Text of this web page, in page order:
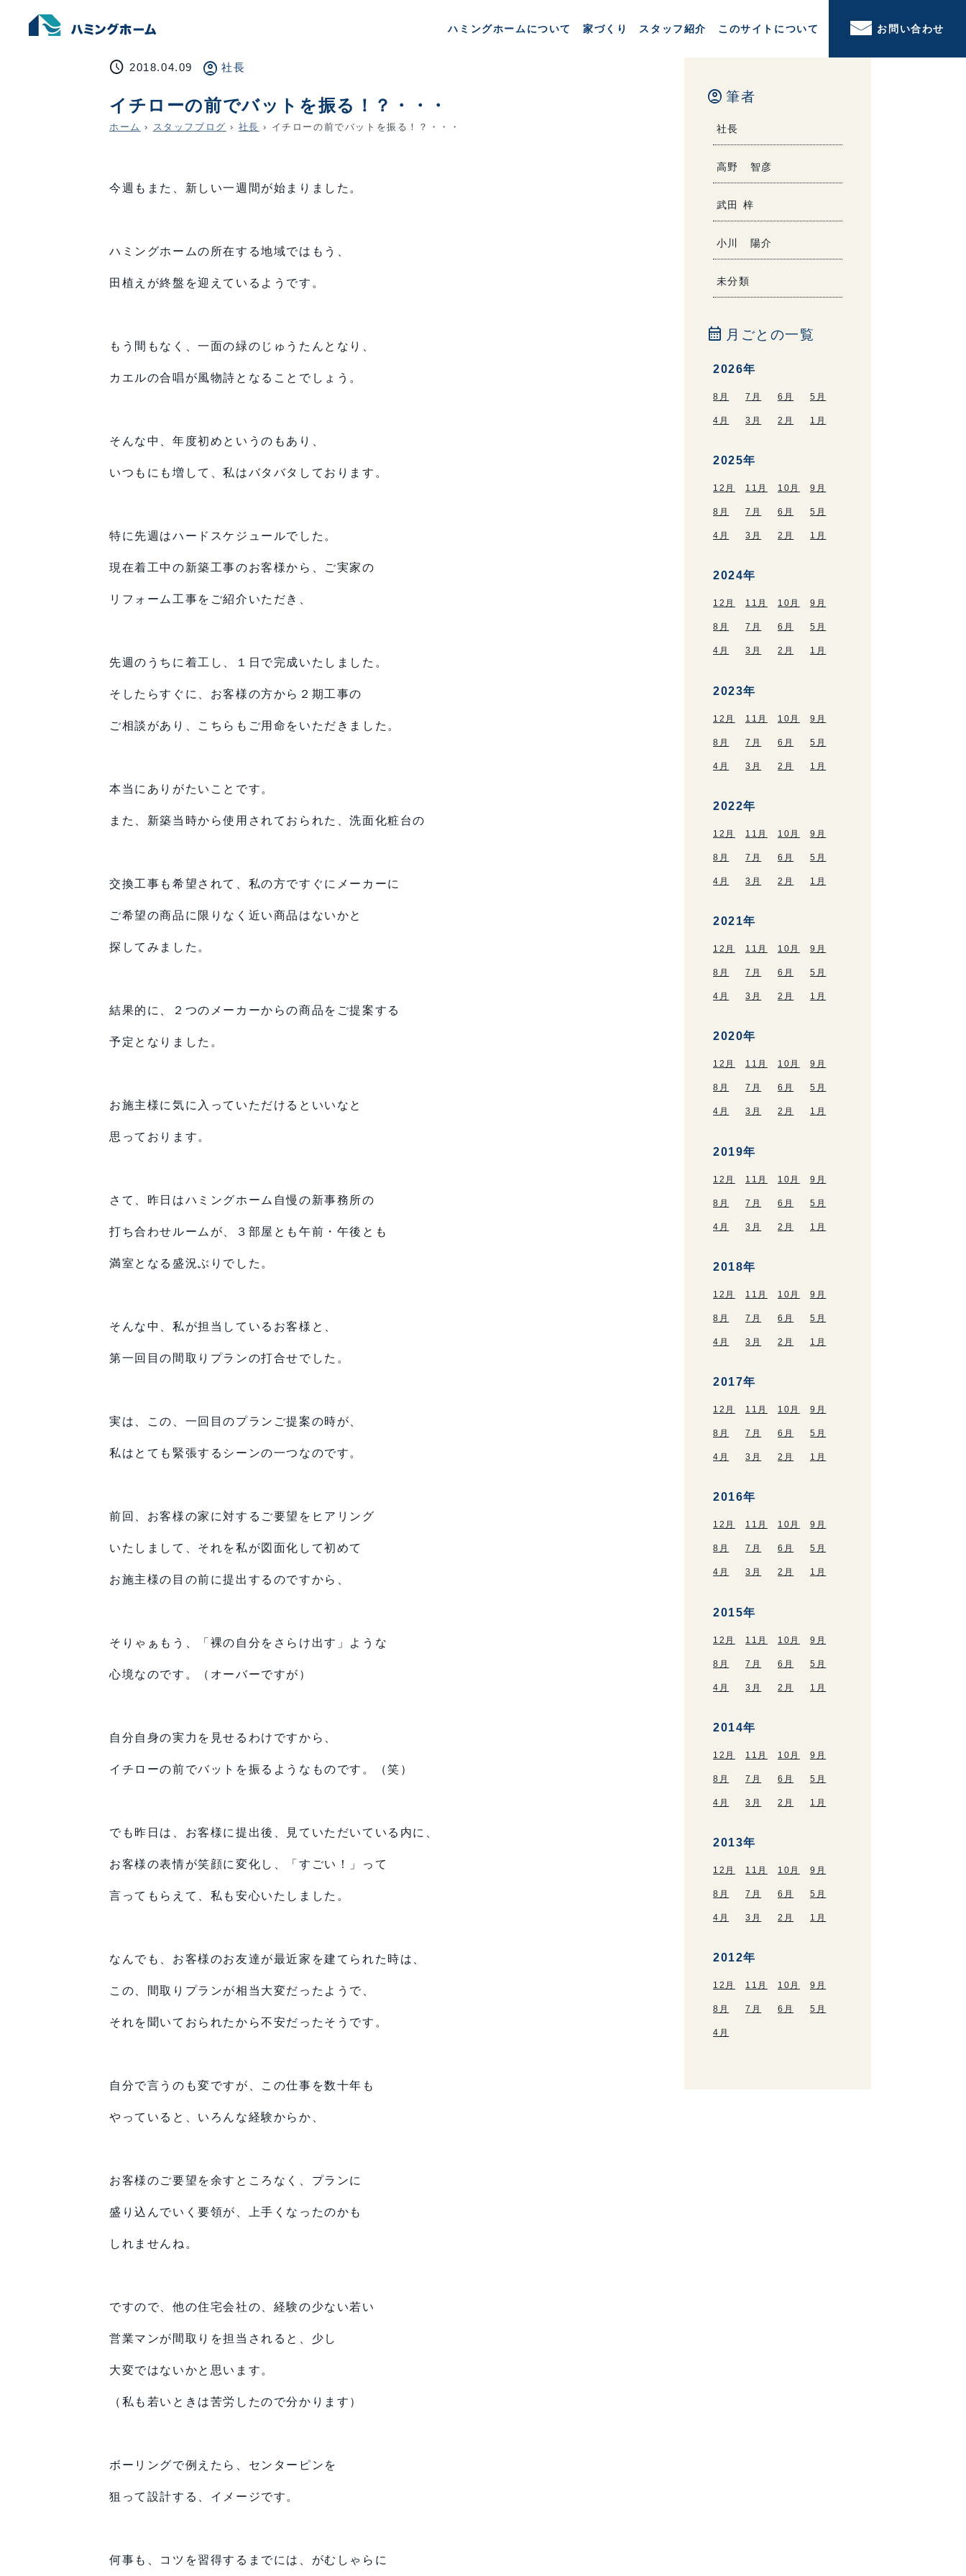
ハミングホームについて 家づくり スタッフ紹介 このサイトについて お問い合わせ
schedule 2018.04.09 account_circle 社長
イチローの前でバットを振る！？・・・
ホーム › スタッフブログ › 社長 › イチローの前でバットを振る！？・・・
今週もまた、新しい一週間が始まりました。
ハミングホームの所在する地域ではもう、
田植えが終盤を迎えているようです。
もう間もなく、一面の緑のじゅうたんとなり、
カエルの合唱が風物詩となることでしょう。
そんな中、年度初めというのもあり、
いつもにも増して、私はバタバタしております。
特に先週はハードスケジュールでした。
現在着工中の新築工事のお客様から、ご実家の
リフォーム工事をご紹介いただき、
先週のうちに着工し、１日で完成いたしました。
そしたらすぐに、お客様の方から２期工事の
ご相談があり、こちらもご用命をいただきました。
本当にありがたいことです。
また、新築当時から使用されておられた、洗面化粧台の
交換工事も希望されて、私の方ですぐにメーカーに
ご希望の商品に限りなく近い商品はないかと
探してみました。
結果的に、２つのメーカーからの商品をご提案する
予定となりました。
お施主様に気に入っていただけるといいなと
思っております。
さて、昨日はハミングホーム自慢の新事務所の
打ち合わせルームが、３部屋とも午前・午後とも
満室となる盛況ぶりでした。
そんな中、私が担当しているお客様と、
第一回目の間取りプランの打合せでした。
実は、この、一回目のプランご提案の時が、
私はとても緊張するシーンの一つなのです。
前回、お客様の家に対するご要望をヒアリング
いたしまして、それを私が図面化して初めて
お施主様の目の前に提出するのですから、
そりゃぁもう、「裸の自分をさらけ出す」ような
心境なのです。（オーバーですが）
自分自身の実力を見せるわけですから、
イチローの前でバットを振るようなものです。（笑）
でも昨日は、お客様に提出後、見ていただいている内に、
お客様の表情が笑顔に変化し、「すごい！」って
言ってもらえて、私も安心いたしました。
なんでも、お客様のお友達が最近家を建てられた時は、
この、間取りプランが相当大変だったようで、
それを聞いておられたから不安だったそうです。
自分で言うのも変ですが、この仕事を数十年も
やっていると、いろんな経験からか、
お客様のご要望を余すところなく、プランに
盛り込んでいく要領が、上手くなったのかも
しれませんね。
ですので、他の住宅会社の、経験の少ない若い
営業マンが間取りを担当されると、少し
大変ではないかと思います。
（私も若いときは苦労したので分かります）
ボーリングで例えたら、センターピンを
狙って設計する、イメージです。
何事も、コツを習得するまでには、がむしゃらに
account_circle 筆者
社長
高野 智彦
武田 梓
小川 陽介
未分類
calendar_month 月ごとの一覧
2026年
8月 7月 6月 5月
4月 3月 2月 1月
2025年
12月 11月 10月 9月
8月 7月 6月 5月
4月 3月 2月 1月
2024年
12月 11月 10月 9月
8月 7月 6月 5月
4月 3月 2月 1月
2023年
12月 11月 10月 9月
8月 7月 6月 5月
4月 3月 2月 1月
2022年
12月 11月 10月 9月
8月 7月 6月 5月
4月 3月 2月 1月
2021年
12月 11月 10月 9月
8月 7月 6月 5月
4月 3月 2月 1月
2020年
12月 11月 10月 9月
8月 7月 6月 5月
4月 3月 2月 1月
2019年
12月 11月 10月 9月
8月 7月 6月 5月
4月 3月 2月 1月
2018年
12月 11月 10月 9月
8月 7月 6月 5月
4月 3月 2月 1月
2017年
12月 11月 10月 9月
8月 7月 6月 5月
4月 3月 2月 1月
2016年
12月 11月 10月 9月
8月 7月 6月 5月
4月 3月 2月 1月
2015年
12月 11月 10月 9月
8月 7月 6月 5月
4月 3月 2月 1月
2014年
12月 11月 10月 9月
8月 7月 6月 5月
4月 3月 2月 1月
2013年
12月 11月 10月 9月
8月 7月 6月 5月
4月 3月 2月 1月
2012年
12月 11月 10月 9月
8月 7月 6月 5月
4月